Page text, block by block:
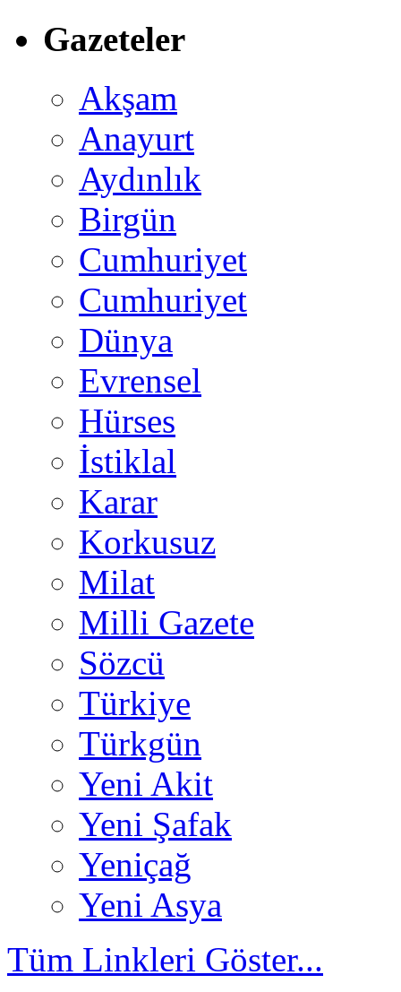
Gazeteler
Akşam
Anayurt
Aydınlık
Birgün
Cumhuriyet
Cumhuriyet
Dünya
Evrensel
Hürses
İstiklal
Karar
Korkusuz
Milat
Milli Gazete
Sözcü
Türkiye
Türkgün
Yeni Akit
Yeni Şafak
Yeniçağ
Yeni Asya
Tüm Linkleri Göster...